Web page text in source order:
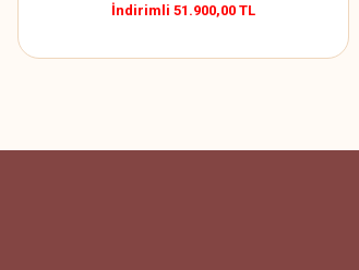
İndirimli 51.900,00 TL